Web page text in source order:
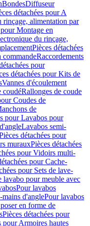
BondesDiffuseur
détachées pour A
rinçage, alimentation par
Montage en
du rinçage,
Pièces détachées
commandeRaccordements
pour
détachées pour Kits de
Vannes d'écoulement
coudéRallonges de coude
Coudes de
de
pour Lavabos pour
Lavabos semi-
détachées pour
murauxPièces détachées
pour Vidoirs multi-
pour Cache-
pour Sets de lave-
lavabo pour meuble avec
Pour lavabos
mains d'anglePour lavabos
en forme de
Pièces détachées pour
pour Armoires hautes